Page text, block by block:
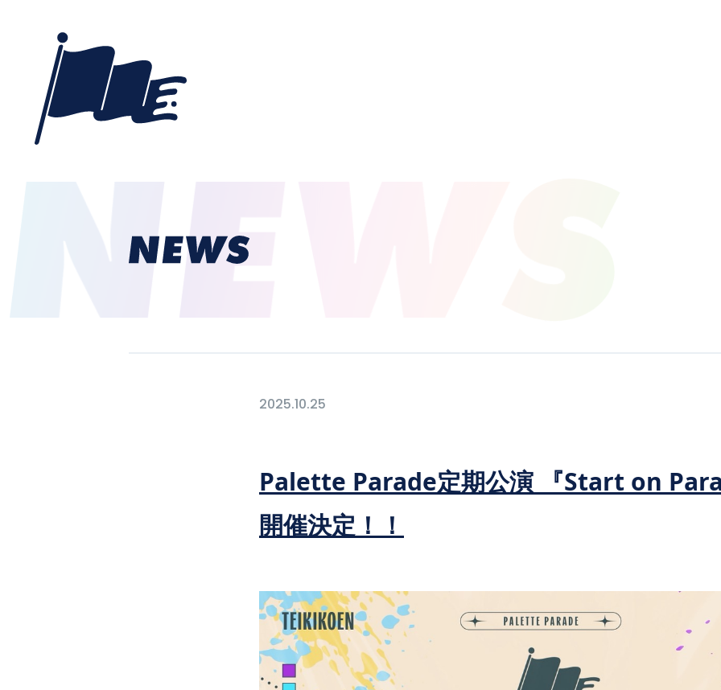
2025.10.25
Palette Parade定期公演 『Start on
開催決定！！